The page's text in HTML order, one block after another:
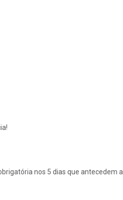
nos 5 dias que antecedem a